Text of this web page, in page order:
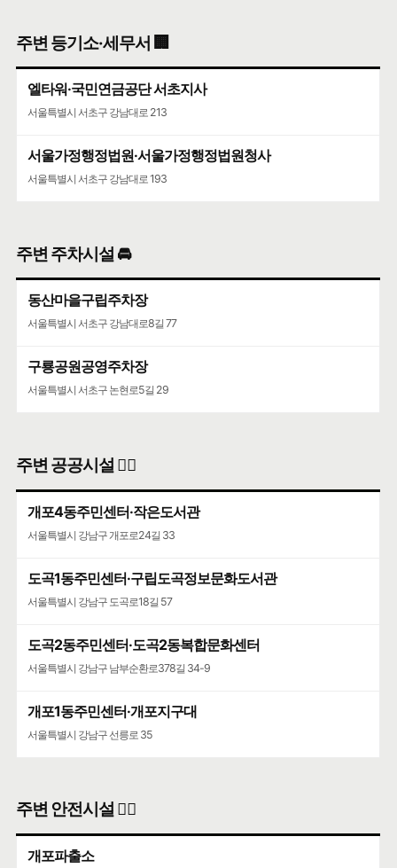
서울특별시 서초구 강남대로 193
주변 등기소·세무서 🏢
엘타워·국민연금공단 서초지사
서울특별시 서초구 강남대로 213
서울가정행정법원·서울가정행정법원청사
서울특별시 서초구 강남대로 193
주변 주차시설 🚘
동산마을구립주차장
서울특별시 서초구 강남대로8길 77
구룡공원공영주차장
서울특별시 서초구 논현로5길 29
주변 공공시설 👨‍✈️
개포4동주민센터·작은도서관
서울특별시 강남구 개포로24길 33
도곡1동주민센터·구립도곡정보문화도서관
서울특별시 강남구 도곡로18길 57
도곡2동주민센터·도곡2동복합문화센터
서울특별시 강남구 남부순환로378길 34-9
개포1동주민센터·개포지구대
서울특별시 강남구 선릉로 35
주변 안전시설 👮‍♀️
개포파출소